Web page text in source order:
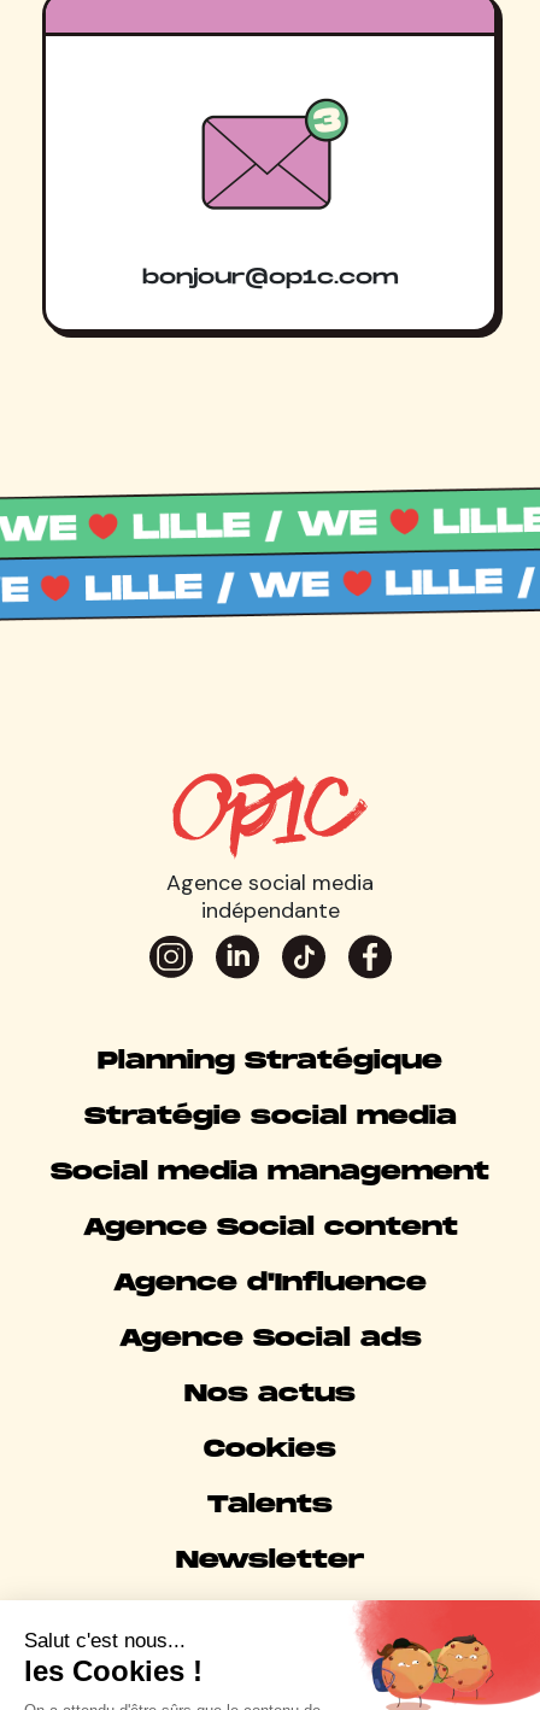
bonjour@op1c.com
Agence social media
indépendante
Planning Stratégique
Stratégie social media
Social media management
Agence Social content
Agence d'Influence
Agence Social ads
Nos actus
Cookies
Talents
Newsletter
Mentions légales